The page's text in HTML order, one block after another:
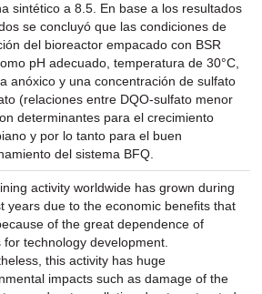
sintético a 8.5. En base a los resultados
se concluyó que las condiciones de
del bioreactor empacado con BSR
pH adecuado, temperatura de 30°C,
anóxico y una concentración de sulfato
(relaciones entre DQO-sulfato menor
determinantes para el crecimiento
y por lo tanto para el buen
del sistema BFQ.
activity worldwide has grown during
years due to the economic benefits that
of the great dependence of
for technology development.
this activity has huge
impacts such as damage of the